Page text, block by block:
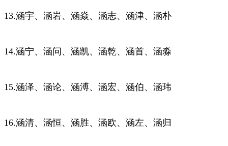
13.涵宇、涵岩、涵焱、涵志、涵津、涵朴
14.涵宁、涵问、涵凯、涵乾、涵首、涵淼
15.涵泽、涵论、涵溥、涵宏、涵伯、涵玮
16.涵清、涵恒、涵胜、涵欧、涵左、涵归